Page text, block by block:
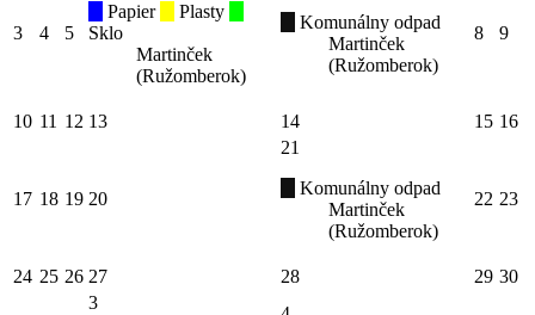
3 4 5
Papier
Plasty
Sklo
Martinček
(Ružomberok)
Komunálny odpad
Martinček
(Ružomberok)
8 9
10 11 12 13 14 15 16
17 18 19 20
21
Komunálny odpad
Martinček
(Ružomberok)
22 23
24 25 26 27 28 29 30
3